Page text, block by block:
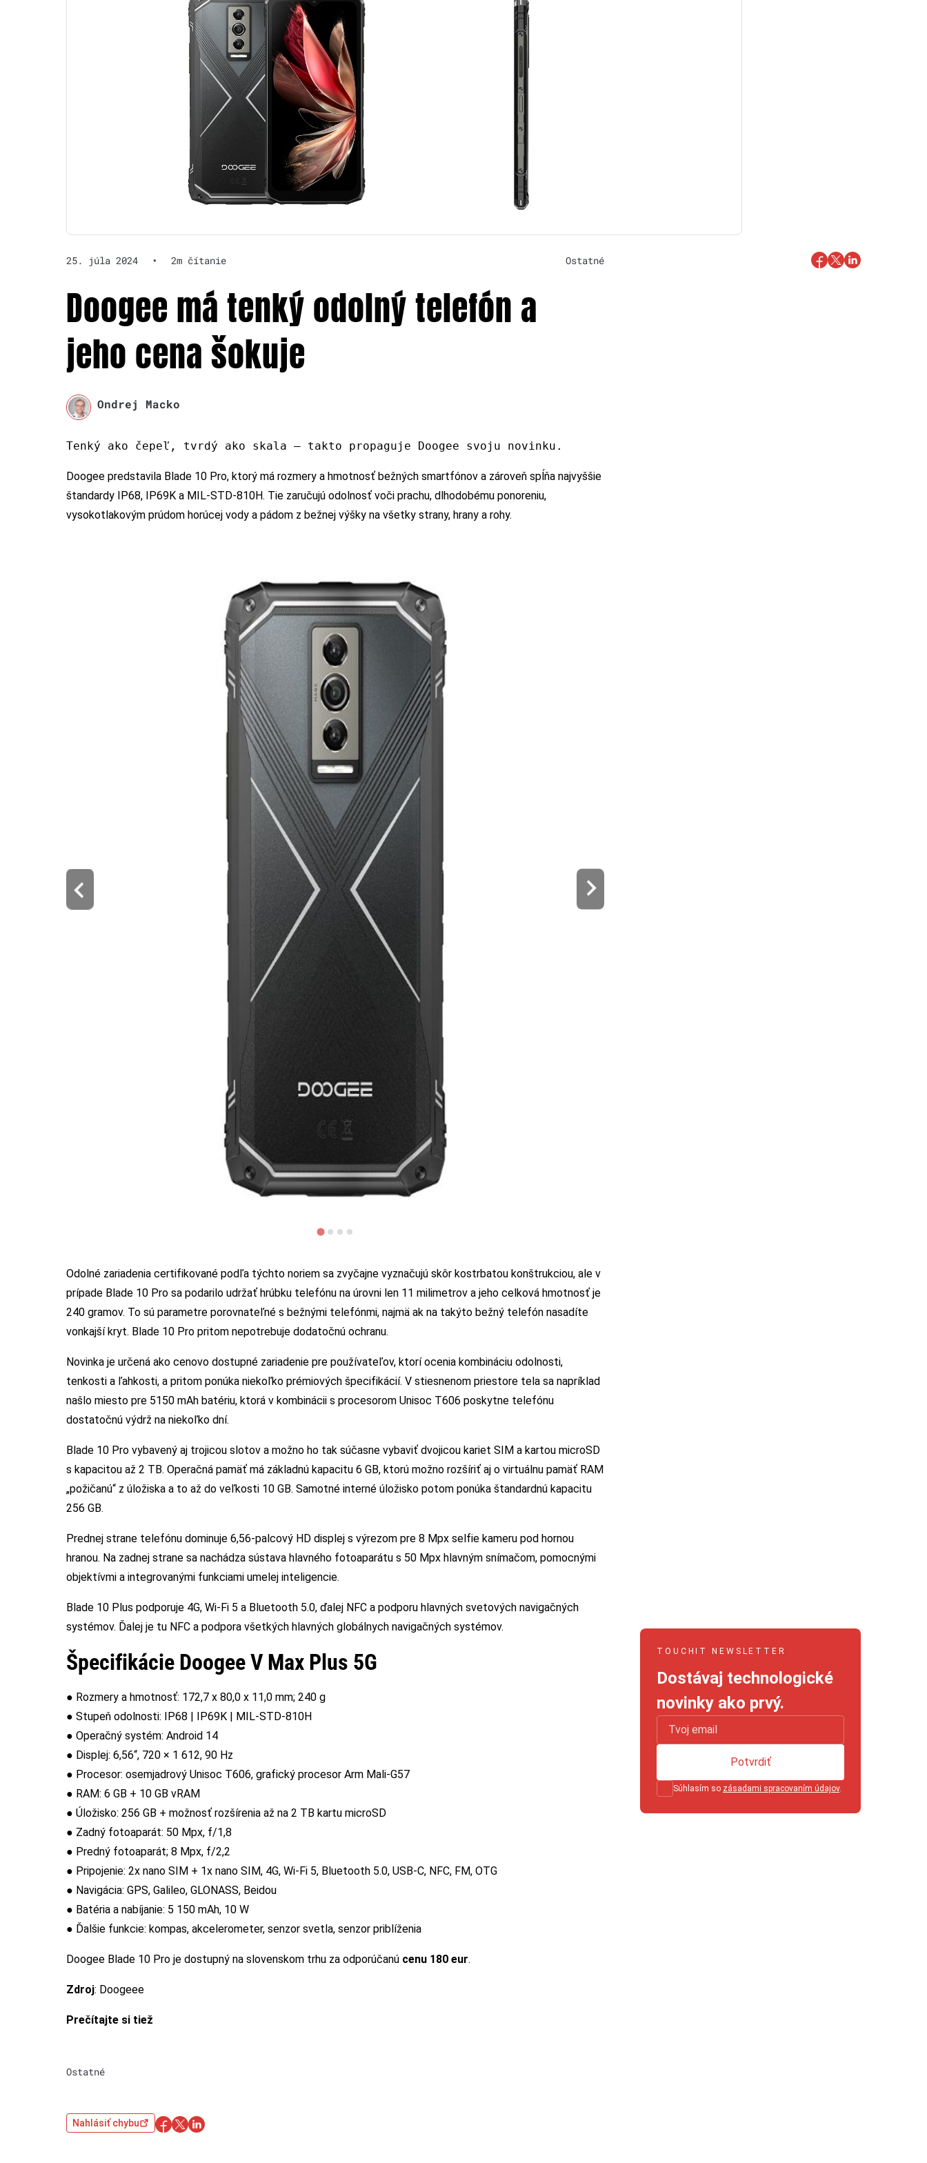
25. júla 2024 • 2m čítanie Ostatné
Doogee má tenký odolný telefón a
jeho cena šokuje
Ondrej Macko
Tenký ako čepeľ, tvrdý ako skala – takto propaguje Doogee svoju novinku.
Doogee predstavila Blade 10 Pro, ktorý má rozmery a hmotnosť bežných smartfónov a zároveň spĺňa najvyššie
štandardy IP68, IP69K a MIL-STD-810H. Tie zaručujú odolnosť voči prachu, dlhodobému ponoreniu,
vysokotlakovým prúdom horúcej vody a pádom z bežnej výšky na všetky strany, hrany a rohy.
Odolné zariadenia certifikované podľa týchto noriem sa zvyčajne vyznačujú skôr kostrbatou konštrukciou, ale v
prípade Blade 10 Pro sa podarilo udržať hrúbku telefónu na úrovni len 11 milimetrov a jeho celková hmotnosť je
240 gramov. To sú parametre porovnateľné s bežnými telefónmi, najmä ak na takýto bežný telefón nasadíte
vonkajší kryt. Blade 10 Pro pritom nepotrebuje dodatočnú ochranu.
Novinka je určená ako cenovo dostupné zariadenie pre používateľov, ktorí ocenia kombináciu odolnosti,
tenkosti a ľahkosti, a pritom ponúka niekoľko prémiových špecifikácií. V stiesnenom priestore tela sa napríklad
našlo miesto pre 5150 mAh batériu, ktorá v kombinácii s procesorom Unisoc T606 poskytne telefónu
dostatočnú výdrž na niekoľko dní.
Blade 10 Pro vybavený aj trojicou slotov a možno ho tak súčasne vybaviť dvojicou kariet SIM a kartou microSD
s kapacitou až 2 TB. Operačná pamäť má základnú kapacitu 6 GB, ktorú možno rozšíriť aj o virtuálnu pamäť RAM
„požičanú“ z úložiska a to až do veľkosti 10 GB. Samotné interné úložisko potom ponúka štandardnú kapacitu
256 GB.
Prednej strane telefónu dominuje 6,56-palcový HD displej s výrezom pre 8 Mpx selfie kameru pod hornou
hranou. Na zadnej strane sa nachádza sústava hlavného fotoaparátu s 50 Mpx hlavným snímačom, pomocnými
objektívmi a integrovanými funkciami umelej inteligencie.
Blade 10 Plus podporuje 4G, Wi-Fi 5 a Bluetooth 5.0, ďalej NFC a podporu hlavných svetových navigačných
systémov. Ďalej je tu NFC a podpora všetkých hlavných globálnych navigačných systémov.
Špecifikácie Doogee V Max Plus 5G
● Rozmery a hmotnosť: 172,7 x 80,0 x 11,0 mm; 240 g
● Stupeň odolnosti: IP68 | IP69K | MIL-STD-810H
● Operačný systém: Android 14
● Displej: 6,56“, 720 × 1 612, 90 Hz
● Procesor: osemjadrový Unisoc T606, grafický procesor Arm Mali-G57
● RAM: 6 GB + 10 GB vRAM
● Úložisko: 256 GB + možnosť rozšírenia až na 2 TB kartu microSD
● Zadný fotoaparát: 50 Mpx, f/1,8
● Predný fotoaparát; 8 Mpx, f/2,2
● Pripojenie: 2x nano SIM + 1x nano SIM, 4G, Wi-Fi 5, Bluetooth 5.0, USB-C, NFC, FM, OTG
● Navigácia: GPS, Galileo, GLONASS, Beidou
● Batéria a nabíjanie: 5 150 mAh, 10 W
● Ďalšie funkcie: kompas, akcelerometer, senzor svetla, senzor priblíženia
Doogee Blade 10 Pro je dostupný na slovenskom trhu za odporúčanú cenu 180 eur.
Zdroj: Doogeee
Prečítajte si tiež
Ostatné
Nahlásiť chybu
TOUCHIT NEWSLETTER
Dostávaj technologické
novinky ako prvý.
Súhlasím so zásadami spracovaním údajov.
Potvrdiť